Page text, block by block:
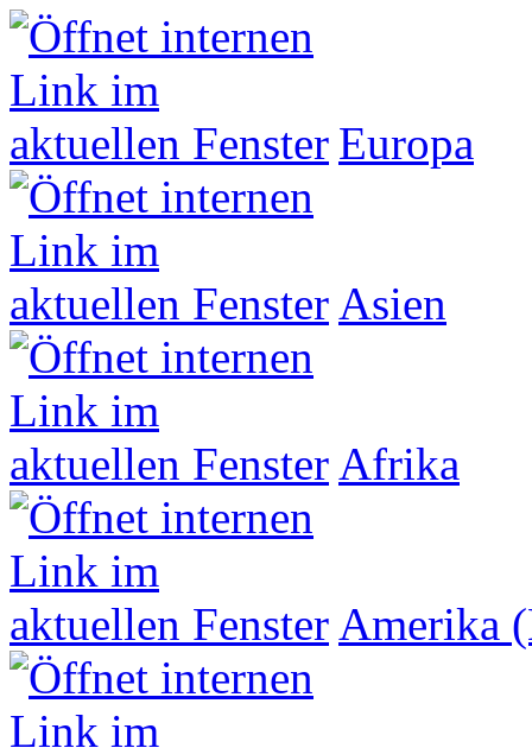
Europa
Asien
Afrika
Amerika